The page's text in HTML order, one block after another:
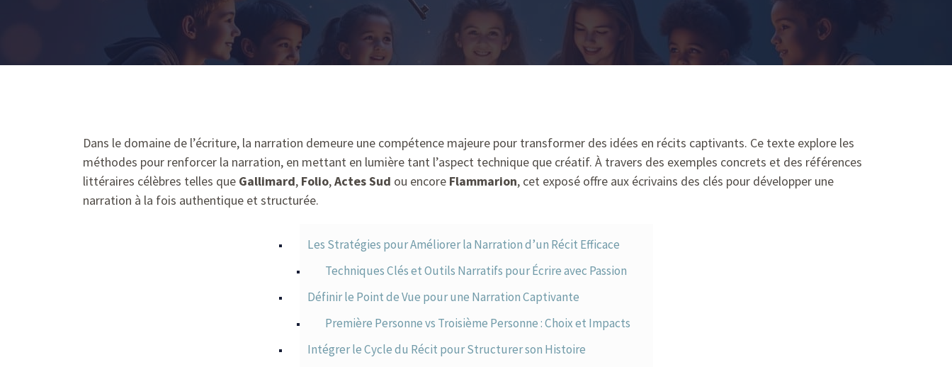
Dans le domaine de l’écriture, la narration demeure une compétence majeure pour transformer des idées en récits captivants. Ce texte explore les
méthodes pour renforcer la narration, en mettant en lumière tant l’aspect technique que créatif. À travers des exemples concrets et des références
littéraires célèbres telles que Gallimard, Folio,Actes Sud ou encore Flammarion, cet exposé offre aux écrivains des clés pour développer une
narration à la fois authentique et structurée.
Les Stratégies pour Améliorer la Narration d’un Récit Efficace
Techniques Clés et Outils Narratifs pour Écrire avec Passion
Définir le Point de Vue pour une Narration Captivante
Première Personne vs Troisième Personne : Choix et Impacts
Intégrer le Cycle du Récit pour Structurer son Histoire